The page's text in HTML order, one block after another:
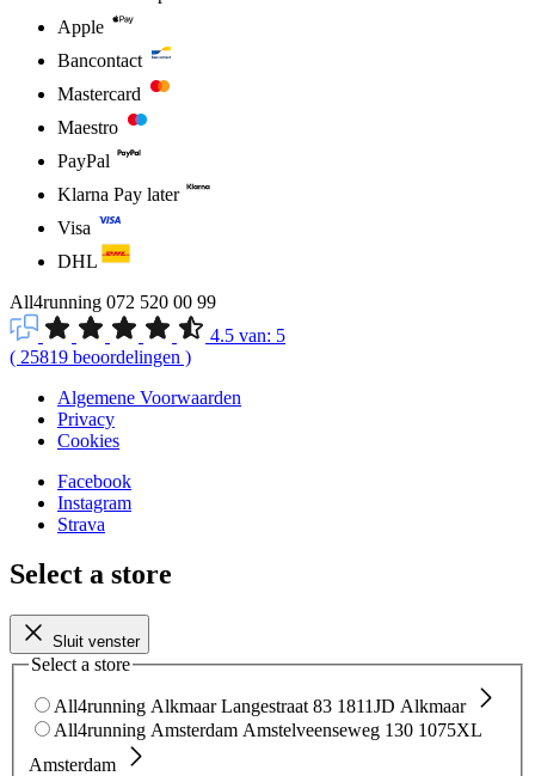
Apple
Bancontact
Mastercard
Maestro
PayPal
Klarna Pay later
Visa
DHL
All4running 072 520 00 99
4.5 van: 5
( 25819 beoordelingen )
Algemene Voorwaarden
Privacy
Cookies
Facebook
Instagram
Strava
Select a store
Sluit venster
Select a store
All4running Alkmaar Langestraat 83 1811JD Alkmaar
All4running Amsterdam Amstelveenseweg 130 1075XL
Amsterdam